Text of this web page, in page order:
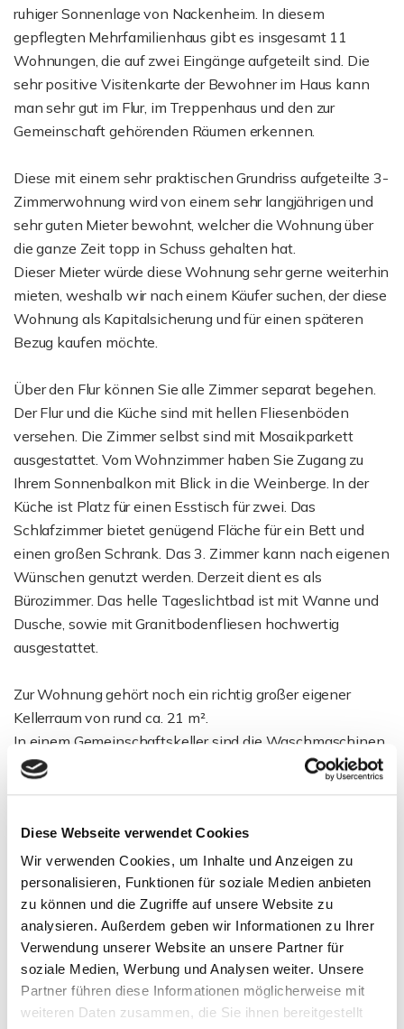
Diese Webseite verwendet Cookies
Wir verwenden Cookies, um Inhalte und Anzeigen zu
personalisieren, Funktionen für soziale Medien anbieten
zu können und die Zugriffe auf unsere Website zu
analysieren. Außerdem geben wir Informationen zu Ihrer
Verwendung unserer Website an unsere Partner für
soziale Medien, Werbung und Analysen weiter. Unsere
Partner führen diese Informationen möglicherweise mit
weiteren Daten zusammen, die Sie ihnen bereitgestellt
ruhiger Sonnenlage von Nackenheim. In diesem
gepflegten Mehrfamilienhaus gibt es insgesamt 11
Wohnungen, die auf zwei Eingänge aufgeteilt sind. Die
sehr positive Visitenkarte der Bewohner im Haus kann
man sehr gut im Flur, im Treppenhaus und den zur
Gemeinschaft gehörenden Räumen erkennen.
Diese mit einem sehr praktischen Grundriss aufgeteilte 3-
Zimmerwohnung wird von einem sehr langjährigen und
sehr guten Mieter bewohnt, welcher die Wohnung über
die ganze Zeit topp in Schuss gehalten hat.
Dieser Mieter würde diese Wohnung sehr gerne weiterhin
mieten, weshalb wir nach einem Käufer suchen, der diese
Wohnung als Kapitalsicherung und für einen späteren
Bezug kaufen möchte.
Über den Flur können Sie alle Zimmer separat begehen.
Der Flur und die Küche sind mit hellen Fliesenböden
versehen. Die Zimmer selbst sind mit Mosaikparkett
ausgestattet. Vom Wohnzimmer haben Sie Zugang zu
Ihrem Sonnenbalkon mit Blick in die Weinberge. In der
Küche ist Platz für einen Esstisch für zwei. Das
Schlafzimmer bietet genügend Fläche für ein Bett und
einen großen Schrank. Das 3. Zimmer kann nach eigenen
Wünschen genutzt werden. Derzeit dient es als
Bürozimmer. Das helle Tageslichtbad ist mit Wanne und
Dusche, sowie mit Granitbodenfliesen hochwertig
ausgestattet.
Zur Wohnung gehört noch ein richtig großer eigener
Kellerraum von rund ca. 21 m².
In einem Gemeinschaftskeller sind die Waschmaschinen
und Trockner untergebracht.
Fazit: Eine sehr gut aufgeteilte und gepflegte 3-
Zimmerwohnung im Erdgeschoss bietet Ihnen auch
komfortables Wohnen ohne Treppen bis ins hohe Alter.
Sichern Sie sich diese Wohnung für später.
Durch den langjährigen sehr guten Mieter haben Sie die
Sicherheit, dass die Wohnung topp gepflegt ist und Sie
jeden Monat Ihre Miete bekommen. Lassen Sie sich
positiv überraschen!